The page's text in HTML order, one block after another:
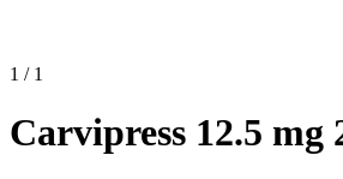
1 / 1
Carvipress 12.5 mg